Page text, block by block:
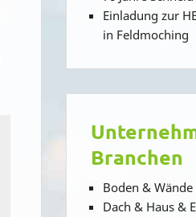
Einladung zur
in Feldmoching
Branchen
Boden &
Dach & Haus &